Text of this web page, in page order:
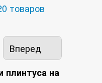
товаров
Вперед
плинтуса на